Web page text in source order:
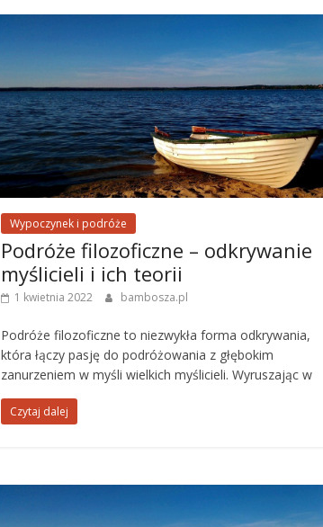
Wypoczynek i podróże
Podróże filozoficzne – odkrywanie
myślicieli i ich teorii
1 kwietnia 2022 bambosza.pl
Podróże filozoficzne to niezwykła forma odkrywania,
która łączy pasję do podróżowania z głębokim
zanurzeniem w myśli wielkich myślicieli. Wyruszając w
Czytaj dalej